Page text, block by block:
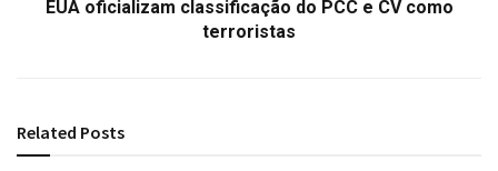
EUA oficializam classificação do PCC e CV como
terroristas
Related Posts